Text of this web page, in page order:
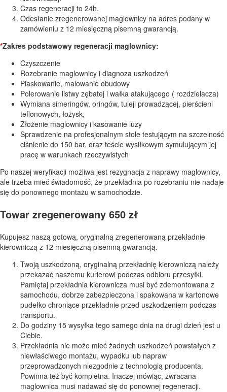
Czas regeneracji to 24h.
Odesłanie zregenerowanej maglownicy na adres podany w
zamówieniu z 12 miesięczną pisemną gwarancją.
*Zakres podstawowy regeneracji maglownicy:
Czyszczenie
Rozebranie maglownicy i diagnoza uszkodzeń
Piaskowanie, malowanie obudowy
Polerowanie listwy zębatej i wałka atakującego ( rozdzielacza)
Wymiana simeringów, oringów, tuleji prowadzącej, pierścieni
teflonowych, łożysk,
Złożenie maglownicy i kasowanie luzy
Sprawdzenie na profesjonalnym stole testującym na szczelność
ciśnienie do 150 bar, oraz teście wysiłkowym symulującym jej
pracę w warunkach rzeczywistych
Po naszej weryfikacji możliwa jest rezygnacja z naprawy maglownicy,
ale trzeba mieć świadomość, że przekładnia po rozebraniu nie nadaje
się do ponownego montażu w samochodzie.
Towar zregenerowany 650 zł
Kupujesz naszą gotową, oryginalną zregenerowaną przekładnie
kierowniczą z 12 miesięczną pisemną gwarancją.
Twoją uszkodzoną, oryginalną przekładnię kierowniczą należy
przekazać naszemu kurierowi podczas odbioru przesyłki.
Pamiętaj przekładnia kierownicza musi być zdemontowana z
samochodu, dobrze zabezpieczona i spakowana w kartonowe
pudełko chroniące przekładnie przed uszkodzeniem podczas
transportu.
Do godziny 15 wysyłka tego samego dnia na drugi dzień jest u
Ciebie.
Przekładnia nie może mieć żadnych uszkodzeń powstałych z
niewłaściwego montażu, wypadku lub napraw
przeprowadzonych niezgodnie z technologią producenta.
Powinna też być kompletna. Inaczej mówiąc, zwracana
maglownica musi nadawać się do ponownej regeneracji.